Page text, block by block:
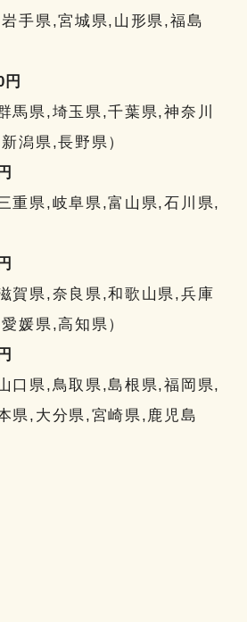
手県,宮城県,山形県,福島
馬県,埼玉県,千葉県,神奈川
潟県,長野県）
重県,岐阜県,富山県,石川県,
賀県,奈良県,和歌山県,兵庫
媛県,高知県）
口県,鳥取県,島根県,福岡県,
県,大分県,宮崎県,鹿児島